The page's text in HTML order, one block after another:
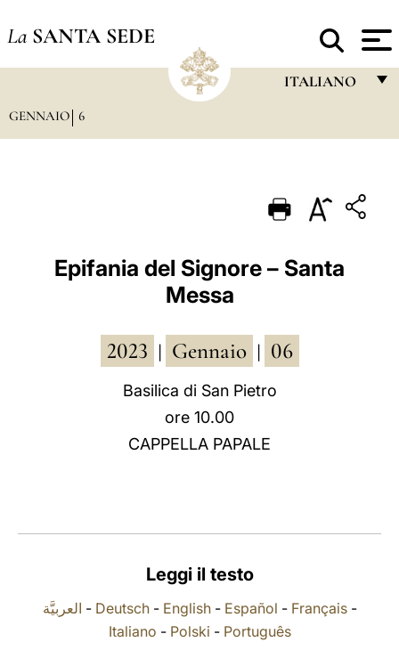
La SANTA SEDE
ITALIANO
PORTUGUÊS
ESPAÑOL
العربيّة
GENNAIO 6
Epifania del Signore – Santa
Messa
2023 Gennaio 06
Basilica di San Pietro
ore 10.00
CAPPELLA PAPALE
Leggi il testo
العربيَّة - Deutsch- English- Español - Français-
Italiano - Polski - Português